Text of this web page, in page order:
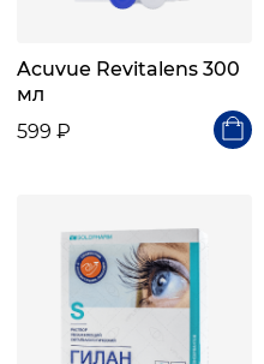
Acuvue Revitalens 300
мл
599 ₽